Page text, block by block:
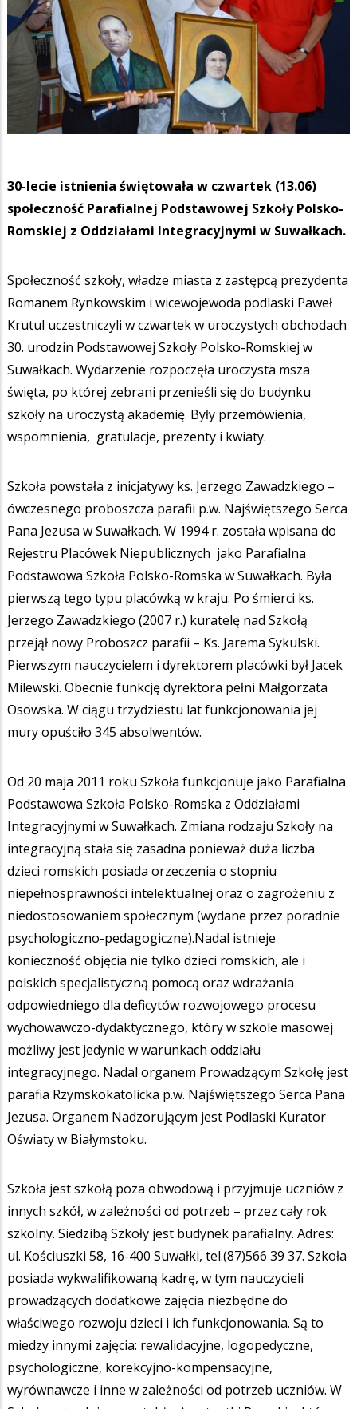
30-lecie istnienia świętowała w czwartek (13.06)
społeczność Parafialnej Podstawowej Szkoły Polsko-
Romskiej z Oddziałami Integracyjnymi w Suwałkach.
Społeczność szkoły, władze miasta z zastępcą prezydenta
Romanem Rynkowskim i wicewojewoda podlaski Paweł
Krutul uczestniczyli w czwartek w uroczystych obchodach
30. urodzin Podstawowej Szkoły Polsko-Romskiej w
Suwałkach. Wydarzenie rozpoczęła uroczysta msza
święta, po której zebrani przenieśli się do budynku
szkoły na uroczystą akademię. Były przemówienia,
wspomnienia, gratulacje, prezenty i kwiaty.
Szkoła powstała z inicjatywy ks. Jerzego Zawadzkiego –
ówczesnego proboszcza parafii p.w. Najświętszego Serca
Pana Jezusa w Suwałkach. W 1994 r. została wpisana do
Rejestru Placówek Niepublicznych jako Parafialna
Podstawowa Szkoła Polsko-Romska w Suwałkach. Była
pierwszą tego typu placówką w kraju. Po śmierci ks.
Jerzego Zawadzkiego (2007 r.) kuratelę nad Szkołą
przejął nowy Proboszcz parafii – Ks. Jarema Sykulski.
Pierwszym nauczycielem i dyrektorem placówki był Jacek
Milewski. Obecnie funkcję dyrektora pełni Małgorzata
Osowska. W ciągu trzydziestu lat funkcjonowania jej
mury opuściło 345 absolwentów.
Od 20 maja 2011 roku Szkoła funkcjonuje jako Parafialna
Podstawowa Szkoła Polsko-Romska z Oddziałami
Integracyjnymi w Suwałkach. Zmiana rodzaju Szkoły na
integracyjną stała się zasadna ponieważ duża liczba
dzieci romskich posiada orzeczenia o stopniu
niepełnosprawności intelektualnej oraz o zagrożeniu z
niedostosowaniem społecznym (wydane przez poradnie
psychologiczno-pedagogiczne).Nadal istnieje
konieczność objęcia nie tylko dzieci romskich, ale i
polskich specjalistyczną pomocą oraz wdrażania
odpowiedniego dla deficytów rozwojowego procesu
wychowawczo-dydaktycznego, który w szkole masowej
możliwy jest jedynie w warunkach oddziału
integracyjnego. Nadal organem Prowadzącym Szkołę jest
parafia Rzymskokatolicka p.w. Najświętszego Serca Pana
Jezusa. Organem Nadzorującym jest Podlaski Kurator
Oświaty w Białymstoku.
Szkoła jest szkołą poza obwodową i przyjmuje uczniów z
innych szkół, w zależności od potrzeb – przez cały rok
szkolny. Siedzibą Szkoły jest budynek parafialny. Adres:
ul. Kościuszki 58, 16-400 Suwałki, tel.(87)566 39 37. Szkoła
posiada wykwalifikowaną kadrę, w tym nauczycieli
prowadzących dodatkowe zajęcia niezbędne do
właściwego rozwoju dzieci i ich funkcjonowania. Są to
miedzy innymi zajęcia: rewalidacyjne, logopedyczne,
psychologiczne, korekcyjno-kompensacyjne,
wyrównawcze i inne w zależności od potrzeb uczniów. W